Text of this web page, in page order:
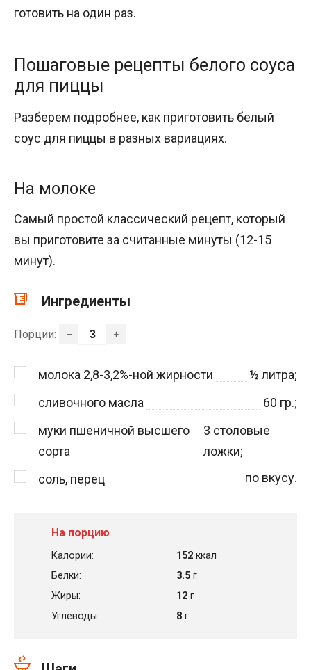
готовить на один раз.
Пошаговые рецепты белого соуса
для пиццы
Разберем подробнее, как приготовить белый
соус для пиццы в разных вариациях.
На молоке
Самый простой классический рецепт, который
вы приготовите за считанные минуты (12-15
минут).
Ингредиенты
Порции: – +
молока 2,8-3,2%-ной жирности ½ литра;
сливочного масла
60 гр.;
муки пшеничной высшего
сорта
3 столовые
ложки;
соль, перец
по вкусу.
На порцию
Калории: 152 ккал
Белки:
3.5 г
Жиры:
12 г
Углеводы:
8 г